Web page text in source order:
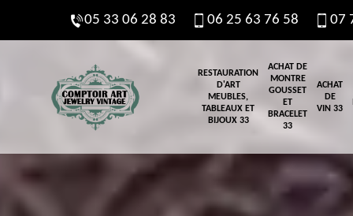
05 33 06 28 83 06 25 63 76 58 07
RESTAURATION
D'ART
MEUBLES,
TABLEAUX ET
BIJOUX 33
ACHAT DE
MONTRE
GOUSSET
ET
BRACELET
33
ACHAT
DE
VIN 33